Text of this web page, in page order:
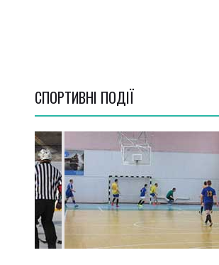
СПОРТИВНI ПОДІЇ